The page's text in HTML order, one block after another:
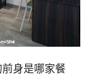
前身是哪家餐